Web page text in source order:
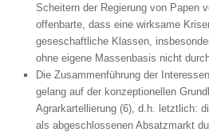
Scheitern der Regierung von Papen
offenbarte, dass eine wirksame
geseschaftliche Klassen,
ohne eigene Massenbasis nicht
Die Zusammenführung der
gelang auf der konzeptionellen
Agrarkartellierung (6), d.h. letztlich:
als abgeschlossenen Absatzmarkt